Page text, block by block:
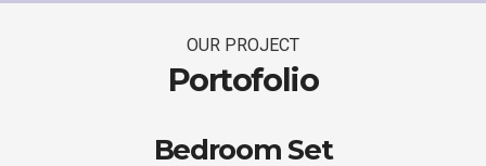
OUR PROJECT
Portofolio
Bedroom Set